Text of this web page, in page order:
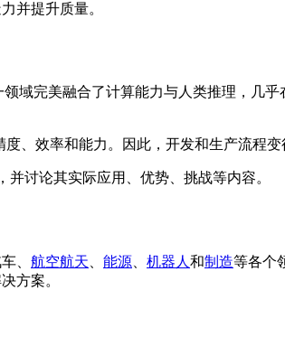
并提升质量。
域完美融合了计算能力与人类推理，几
、效率和能力。因此，开发和生产流程
讨论其实际应用、优势、挑战等内容。
、 航空航天 能源 机器人 和制造等各个
方案。